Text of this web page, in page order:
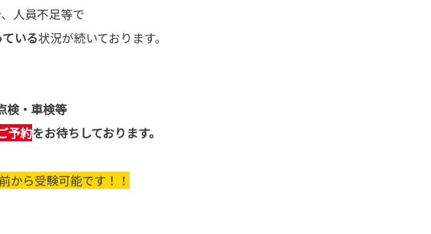
人員不足等で
いる状況が続いております。
検・車検等
予約をお待ちしております。
から受験可能です！！